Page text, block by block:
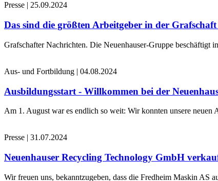
Presse | 25.09.2024
Das sind die größten Arbeitgeber in der
Grafschafter Nachrichten. Die Neuenhauser-Gruppe beschäftigt
Aus- und Fortbildung | 04.08.2024
Ausbildungsstart - Willkommen bei der
Am 1. August war es endlich so weit: Wir konnten unsere neuen
Presse | 31.07.2024
Neuenhauser Recycling Technology GmbH
Wir freuen uns, bekanntzugeben, dass die Fredheim Maskin AS